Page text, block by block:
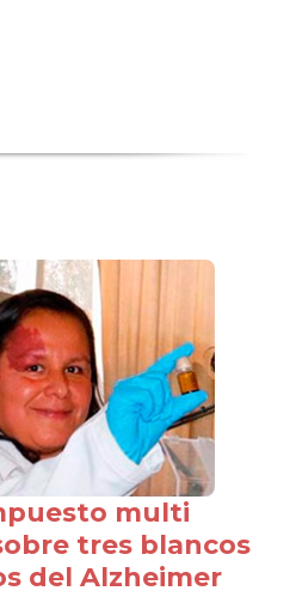
multi
tres blancos
del Alzheimer